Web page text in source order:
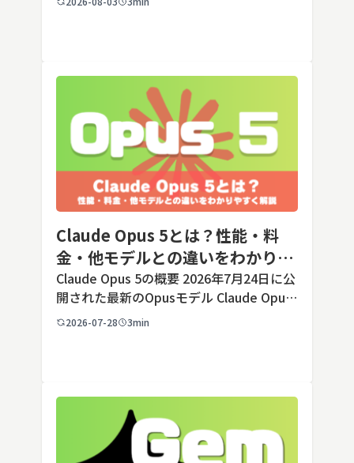
Claude Opus 5とは？性能・料
金・他モデルとの違いをわかりや
すく解説
Claude Opus 5の概要 2026年7月24日に公
開された最新のOpusモデル Claude Opus
5は、米国のAI企業Anthropic（アンソロピ
2026-07-28 3min